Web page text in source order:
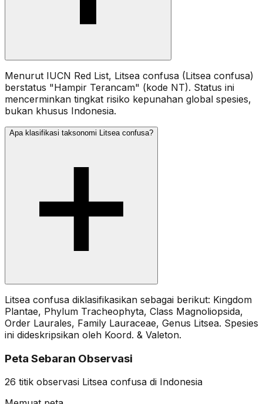
Menurut IUCN Red List, Litsea confusa (Litsea confusa)
berstatus "Hampir Terancam" (kode NT). Status ini
mencerminkan tingkat risiko kepunahan global spesies,
bukan khusus Indonesia.
Apa klasifikasi taksonomi Litsea confusa?
Litsea confusa diklasifikasikan sebagai berikut: Kingdom
Plantae, Phylum Tracheophyta, Class Magnoliopsida,
Order Laurales, Family Lauraceae, Genus Litsea. Spesies
ini dideskripsikan oleh Koord. & Valeton.
Peta Sebaran Observasi
26 titik observasi Litsea confusa di Indonesia